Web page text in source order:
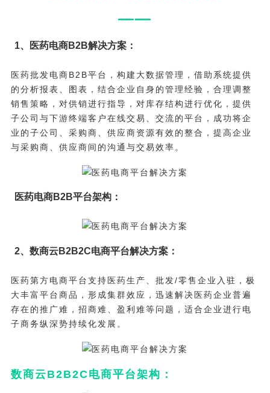
——
1、医药电商B2B解决方案：
医药批发电商B2B平台，构建大数据管理，借助系统提供
的分析报表、图表，结合企业自身的管理经验，合理调整
销售策略，对供销进行指导，对库存结构进行优化，提供
子公司与下游终端客户在线交易、交流的平台，成功将企
业的子公司、采购商、供应商资源有效的整合，提高企业
与采购商、供应商间的沟通与交易效率。
医药电商B2B平台架构：
2、数商云B2B2C电商平台解决方案：
医药第方电商平台支持医药生产、批发/零售企业入驻，极
大丰富平台商品，形成集群效应，迅速解决医药企业普遍
存在的推广难，招商难、盈利难等问题，适合企业进行电
子商务纵深势持续化发展。
数商云B2B2C电商平台架构：